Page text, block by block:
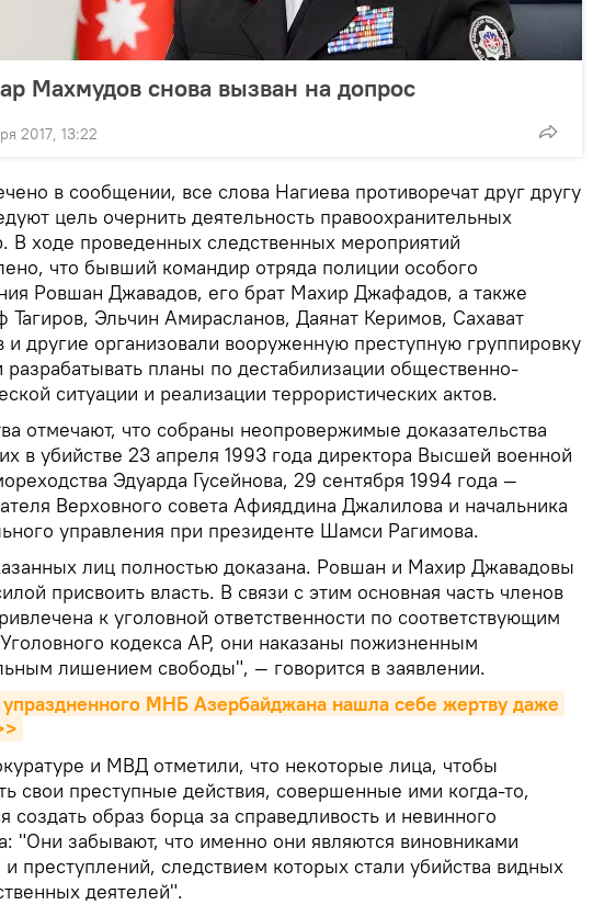
Махмудов снова вызван на допрос
2017, 13:22
в сообщении, все слова Нагиева противоречат друг другу
цель очернить деятельность правоохранительных
В ходе проведенных следственных мероприятий
что бывший командир отряда полиции особого
Ровшан Джавадов, его брат Махир Джафадов, а также
Эльчин Амирасланов, Даянат Керимов, Сахават
и другие организовали вооруженную преступную группировку
разрабатывать планы по дестабилизации общественно-
ситуации и реализации террористических актов.
отмечают, что собраны неопровержимые доказательства
в убийстве 23 апреля 1993 года директора Высшей военной
Эдуарда Гусейнова, 29 сентября 1994 года —
Верховного совета Афияддина Джалилова и начальника
управления при президенте Шамси Рагимова.
лиц полностью доказана. Ровшан и Махир Джавадовы
присвоить власть. В связи с этим основная часть членов
к уголовной ответственности по соответствующим
кодекса АР, они наказаны пожизненным
лишением свободы", — говорится в заявлении.
МНБ Азербайджана нашла себе жертву даже
и МВД отметили, что некоторые лица, чтобы
свои преступные действия, совершенные ими когда-то,
создать образ борца за справедливость и невинного
"Они забывают, что именно они являются виновниками
преступлений, следствием которых стали убийства видных
деятелей".